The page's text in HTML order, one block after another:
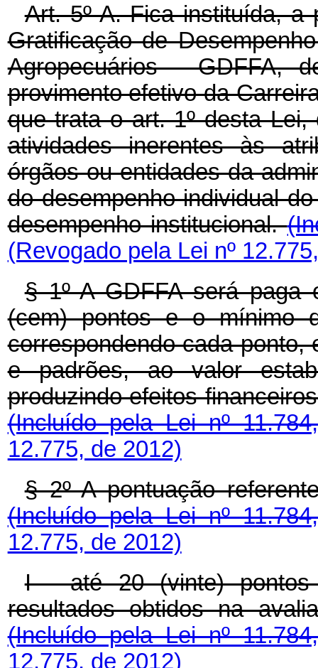
Art. 5º-A. Fica instituída, a
Gratificação de
Agropecuários - GDFFA,
provimento efetivo da
que trata o art. 1º desta
atividades inerentes às
órgãos ou entidades da
do desempenho individual
desempenho institucional.
(Revogado pela Lei nº
§ 1º A GDFFA será paga
(cem) pontos e o mínimo
correspondendo cada
e padrões, ao valor
produzindo efeitos
(Incluído pela Lei nº
12.775, de 2012)
§ 2º A pontuação
(Incluído pela Lei nº
12.775, de 2012)
I - até 20 (vinte) pontos
resultados obtidos na
(Incluído pela Lei nº
12.775, de 2012)